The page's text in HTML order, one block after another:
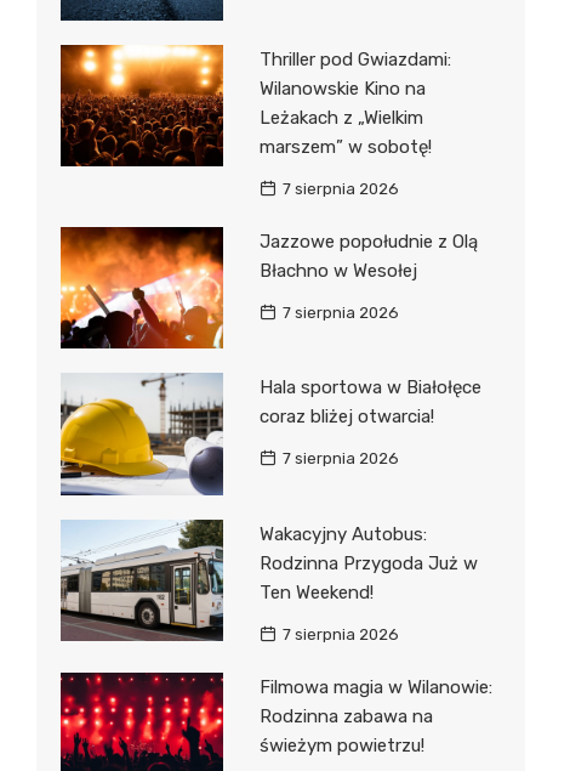
Thriller pod Gwiazdami:
Wilanowskie Kino na
Leżakach z „Wielkim
marszem” w sobotę!
7 sierpnia 2026
Jazzowe popołudnie z Olą
Błachno w Wesołej
7 sierpnia 2026
Hala sportowa w Białołęce
coraz bliżej otwarcia!
7 sierpnia 2026
Wakacyjny Autobus:
Rodzinna Przygoda Już w
Ten Weekend!
7 sierpnia 2026
Filmowa magia w Wilanowie:
Rodzinna zabawa na
świeżym powietrzu!